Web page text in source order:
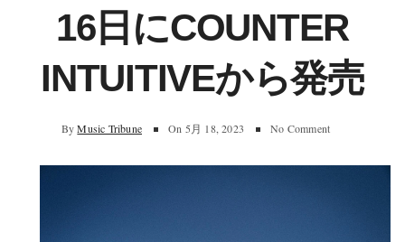
16日にCOUNTER
INTUITIVEから発売
By Music Tribune On 5月 18, 2023 No Comment